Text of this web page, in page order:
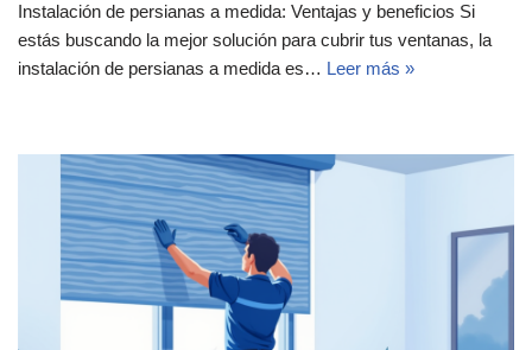
Instalación de persianas a medida: Ventajas y beneficios Si
estás buscando la mejor solución para cubrir tus ventanas, la
instalación de persianas a medida es… Leer más »